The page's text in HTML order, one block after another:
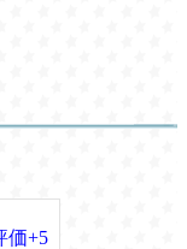
価+5